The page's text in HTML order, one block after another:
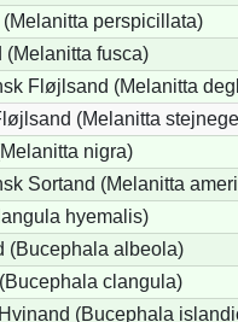
perspicillata)
(Melanitta fusca)
Fløjlsand (Melanitta
(Melanitta
nigra)
Sortand (Melanitta
hyemalis)
(Bucephala albeola)
clangula)
(Bucephala